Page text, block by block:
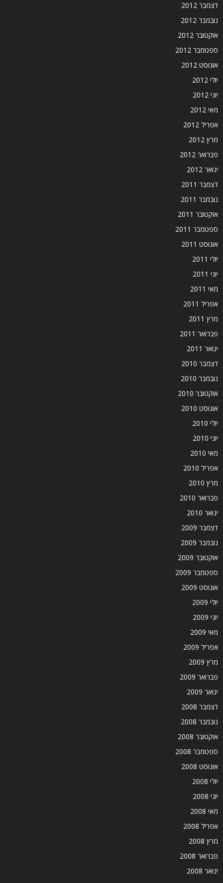
דצמבר 2012
נובמבר 2012
אוקטובר 2012
ספטמבר 2012
אוגוסט 2012
יולי 2012
יוני 2012
מאי 2012
אפריל 2012
מרץ 2012
פברואר 2012
ינואר 2012
דצמבר 2011
נובמבר 2011
אוקטובר 2011
ספטמבר 2011
אוגוסט 2011
יולי 2011
יוני 2011
מאי 2011
אפריל 2011
מרץ 2011
פברואר 2011
ינואר 2011
דצמבר 2010
נובמבר 2010
אוקטובר 2010
אוגוסט 2010
יולי 2010
יוני 2010
מאי 2010
אפריל 2010
מרץ 2010
פברואר 2010
ינואר 2010
דצמבר 2009
נובמבר 2009
אוקטובר 2009
ספטמבר 2009
אוגוסט 2009
יולי 2009
יוני 2009
מאי 2009
אפריל 2009
מרץ 2009
פברואר 2009
ינואר 2009
דצמבר 2008
נובמבר 2008
אוקטובר 2008
ספטמבר 2008
אוגוסט 2008
יולי 2008
יוני 2008
מאי 2008
אפריל 2008
מרץ 2008
פברואר 2008
ינואר 2008